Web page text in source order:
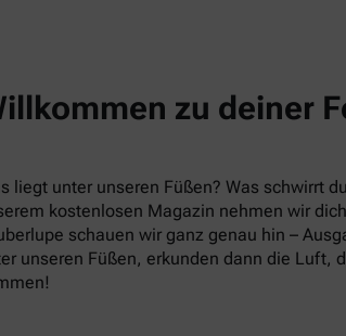
zu deiner
liegt unter unseren Füßen? Was schwirrt
kostenlosen Magazin nehmen wir
schauen wir ganz genau hin –
unseren Füßen, erkunden dann die Luft,